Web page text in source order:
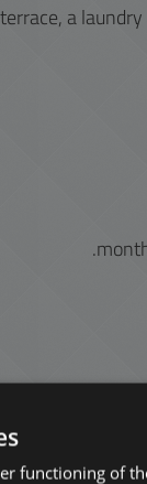
a
functioning of